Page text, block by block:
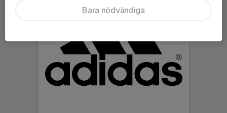
Bara nödvändiga